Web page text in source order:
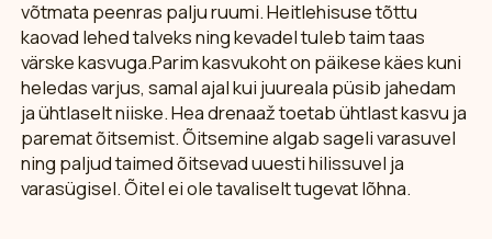
võtmata peenras palju ruumi. Heitlehisuse tõttu
kaovad lehed talveks ning kevadel tuleb taim taas
värske kasvuga.Parim kasvukoht on päikese käes kuni
heledas varjus, samal ajal kui juureala püsib jahedam
ja ühtlaselt niiske. Hea drenaaž toetab ühtlast kasvu ja
paremat õitsemist. Õitsemine algab sageli varasuvel
ning paljud taimed õitsevad uuesti hilissuvel ja
varasügisel. Õitel ei ole tavaliselt tugevat lõhna.